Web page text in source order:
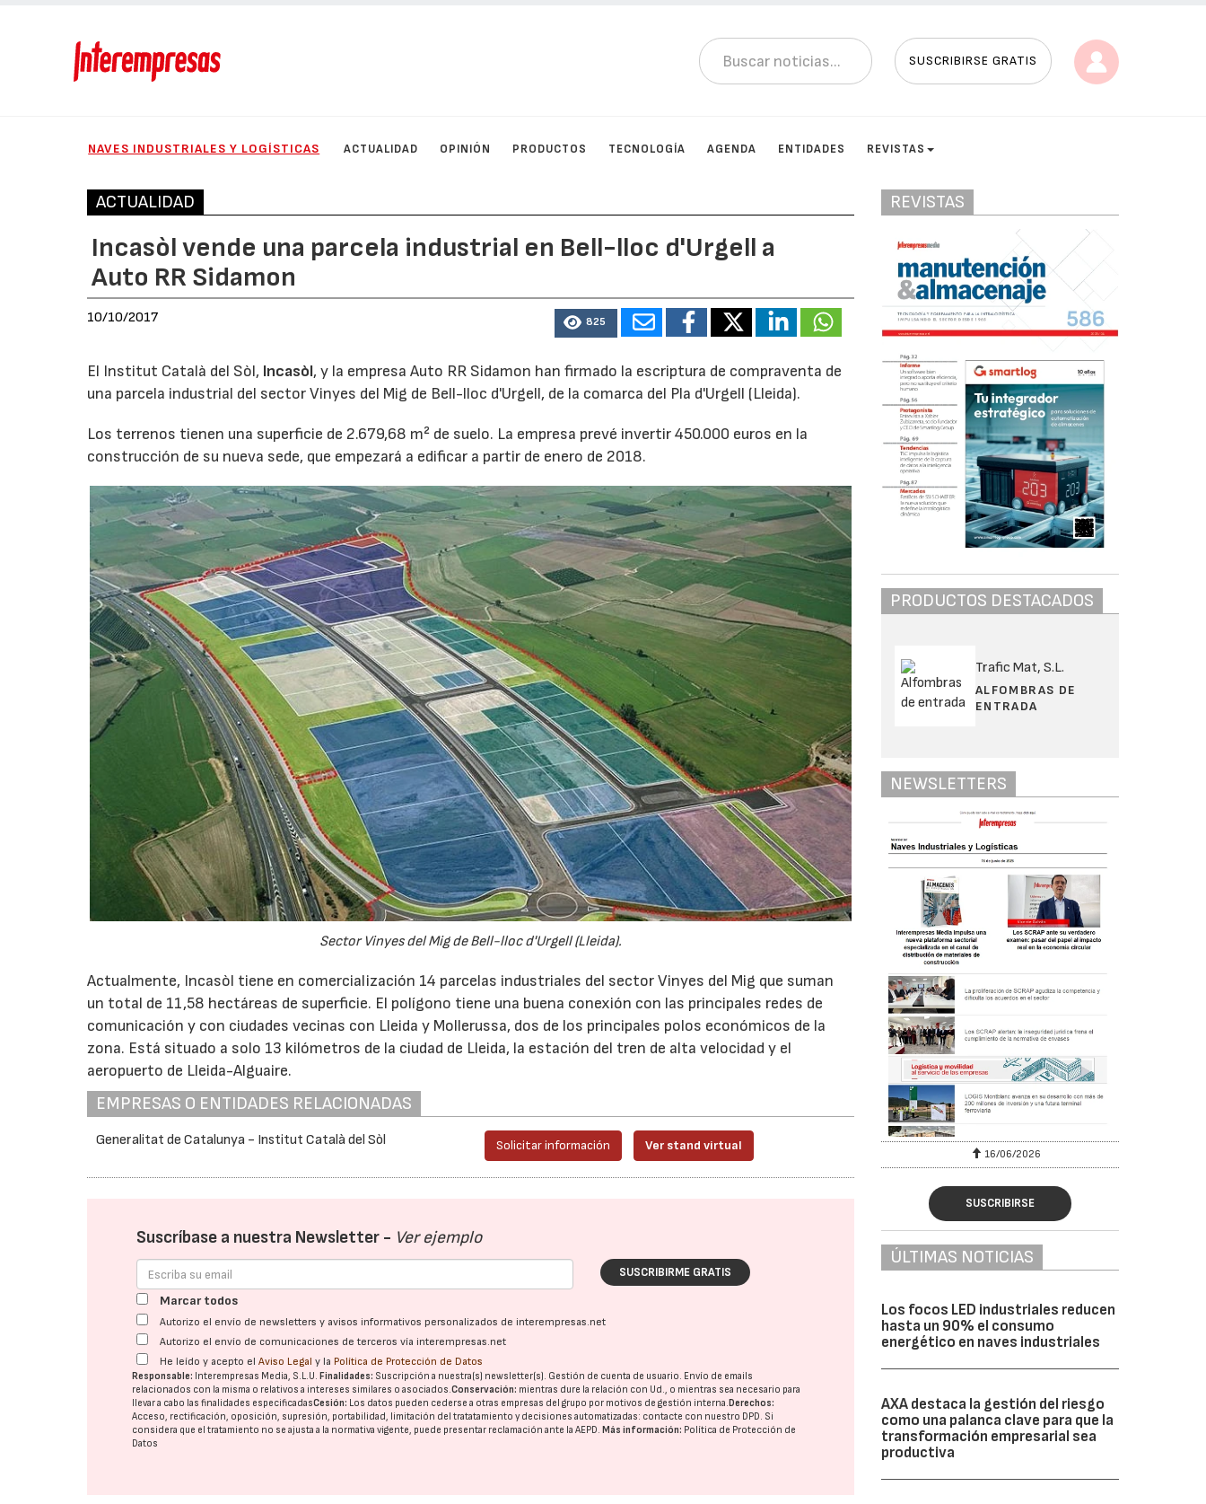
SUSCRIBIRSE GRATIS
NAVES INDUSTRIALES Y LOGÍSTICAS ACTUALIDAD OPINIÓN PRODUCTOS TECNOLOGÍA AGENDA ENTIDADES REVISTAS
ACTUALIDAD
Incasòl vende una parcela industrial en Bell-lloc d'Urgell a
Auto RR Sidamon
10/10/2017 825
El Institut Català del Sòl, Incasòl, y la empresa Auto RR Sidamon han firmado la escriptura de compraventa de
una parcela industrial del sector Vinyes del Mig de Bell-lloc d'Urgell, de la comarca del Pla d'Urgell (Lleida).
Los terrenos tienen una superficie de 2.679,68 m² de suelo. La empresa prevé invertir 450.000 euros en la
construcción de su nueva sede, que empezará a edificar a partir de enero de 2018.
Sector Vinyes del Mig de Bell-lloc d'Urgell (Lleida).
Actualmente, Incasòl tiene en comercialización 14 parcelas industriales del sector Vinyes del Mig que suman
un total de 11,58 hectáreas de superficie. El polígono tiene una buena conexión con las principales redes de
comunicación y con ciudades vecinas con Lleida y Mollerussa, dos de los principales polos económicos de la
zona. Está situado a solo 13 kilómetros de la ciudad de Lleida, la estación del tren de alta velocidad y el
aeropuerto de Lleida-Alguaire.
EMPRESAS O ENTIDADES RELACIONADAS
Generalitat de Catalunya - Institut Català del Sòl Solicitar información Ver stand virtual
Suscríbase a nuestra Newsletter - Ver ejemplo
SUSCRIBIRME GRATIS
Marcar todos
Autorizo el envío de newsletters y avisos informativos personalizados de interempresas.net
Autorizo el envío de comunicaciones de terceros vía interempresas.net
He leído y acepto elAviso Legal y la Política de Protección de Datos
Responsable: Interempresas Media, S.L.U. Finalidades: Suscripción a nuestra(s) newsletter(s). Gestión de cuenta de usuario. Envío de emails
relacionados con la misma o relativos a intereses similares o asociados.Conservación: mientras dure la relación con Ud., o mientras sea necesario para
llevar a cabo las finalidades especificadasCesión: Los datos pueden cederse a otras empresas del grupo por motivos de gestión interna. Derechos:
Acceso, rectificación, oposición, supresión, portabilidad, limitación del tratatamiento y decisiones automatizadas: contacte con nuestro DPD. Si
considera que el tratamiento no se ajusta a la normativa vigente, puede presentar reclamación ante laAEPD. Más información: Política de Protección de
Datos
REVISTAS
PRODUCTOS DESTACADOS
Trafic Mat, S.L.
ALFOMBRAS DE
ENTRADA
NEWSLETTERS
16/06/2026
SUSCRIBIRSE
ÚLTIMAS NOTICIAS
Los focos LED industriales reducen
hasta un 90% el consumo
energético en naves industriales
AXA destaca la gestión del riesgo
como una palanca clave para que la
transformación empresarial sea
productiva